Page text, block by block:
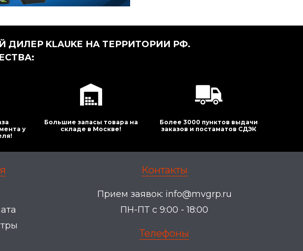
KLAUKE НА ТЕРРИТОРИИ РФ.
у
Большие запасы товара на
складе в Москве!
Более 3000 пунктов выдачи
заказов и постаматов СДЭК
Контакты
Прием заявок: info@mvgrp.ru
ПН-ПТ с 9:00 - 18:00
Телефоны